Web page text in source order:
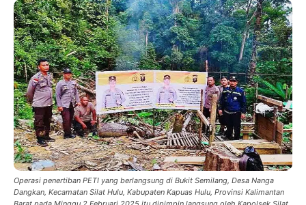
Operasi penertiban PETI yang berlangsung di Bukit Semilang, Desa Nanga
Dangkan, Kecamatan Silat Hulu, Kabupaten Kapuas Hulu, Provinsi Kalimantan